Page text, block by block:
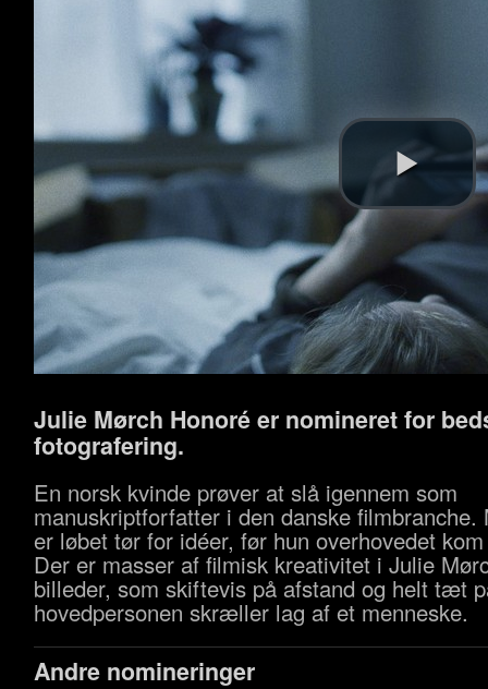
Julie Mørch Honoré er nomineret for
fotografering.
En norsk kvinde prøver at slå igennem som
manuskriptforfatter i den danske filmbranche.
er løbet tør for idéer, før hun overhovedet
Der er masser af filmisk kreativitet i Julie
billeder, som skiftevis på afstand og helt tæt
hovedpersonen skræller lag af et menneske.
Andre nomineringer